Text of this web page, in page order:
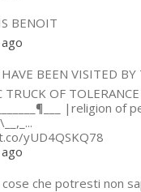
BENOIT
BEEN VISITED BY
TRUCK OF TOLERANCE
|religion of
yUD4QSKQ78
cose che potresti non